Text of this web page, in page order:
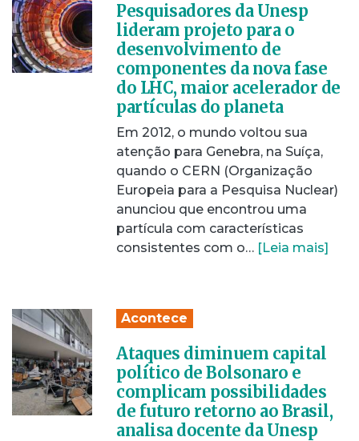
Pesquisadores da Unesp
lideram projeto para o
desenvolvimento de
componentes da nova fase
do LHC, maior acelerador de
partículas do planeta
Em 2012, o mundo voltou sua
atenção para Genebra, na Suíça,
quando o CERN (Organização
Europeia para a Pesquisa Nuclear)
anunciou que encontrou uma
partícula com características
consistentes com o… [Leia mais]
Acontece
Ataques diminuem capital
político de Bolsonaro e
complicam possibilidades
de futuro retorno ao Brasil,
analisa docente da Unesp